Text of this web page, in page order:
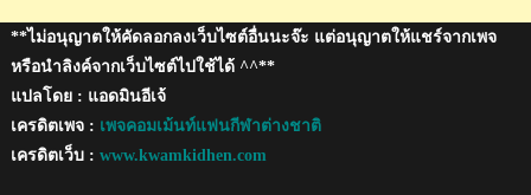
**ไม่อนุญาตให้คัดลอกลงเว็บไซต์อื่นนะจ๊ะ แต่อนุญาตให้แชร์จากเพจ
หรือนำลิงค์จากเว็บไซต์ไปใช้ได้ ^^**
แปลโดย : แอดมินอีเจ้
เครดิตเพจ : เพจคอมเม้นท์แฟนกีฬาต่างชาติ
เครดิตเว็บ : www.kwamkidhen.com